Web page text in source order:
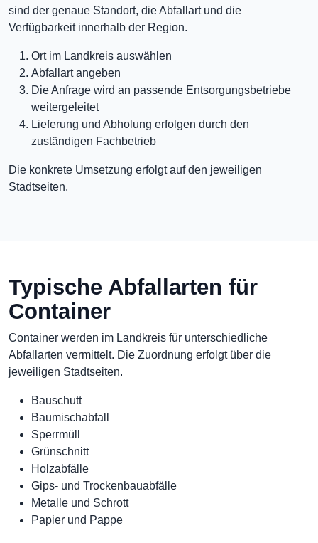
sind der genaue Standort, die Abfallart und die
Verfügbarkeit innerhalb der Region.
Ort im Landkreis auswählen
Abfallart angeben
Die Anfrage wird an passende Entsorgungsbetriebe
weitergeleitet
Lieferung und Abholung erfolgen durch den
zuständigen Fachbetrieb
Die konkrete Umsetzung erfolgt auf den jeweiligen
Stadtseiten.
Typische Abfallarten für
Container
Container werden im Landkreis für unterschiedliche
Abfallarten vermittelt. Die Zuordnung erfolgt über die
jeweiligen Stadtseiten.
Bauschutt
Baumischabfall
Sperrmüll
Grünschnitt
Holzabfälle
Gips- und Trockenbauabfälle
Metalle und Schrott
Papier und Pappe